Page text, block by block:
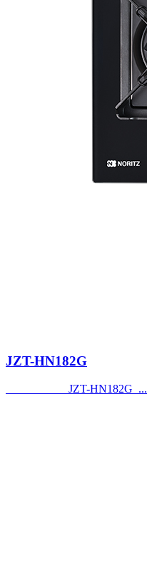
JZT-HN182G
JZT-HN182G ...